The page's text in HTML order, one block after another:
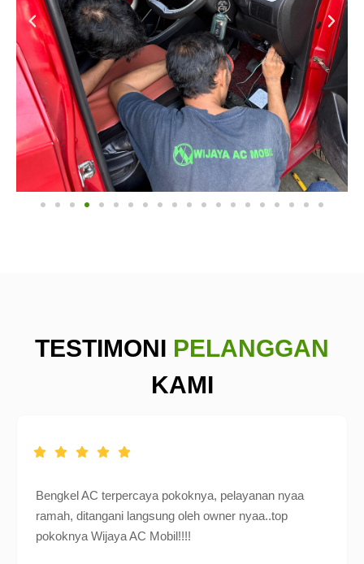
TESTIMONI PELANGGAN
KAMI
Bengkel AC terpercaya pokoknya, pelayanan nyaa
ramah, ditangani langsung oleh owner nyaa..top
pokoknya Wijaya AC Mobil!!!!